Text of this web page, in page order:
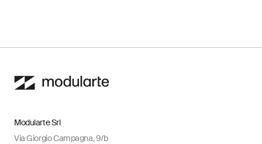
Modularte Srl
Via Giorgio Campagna, 9/b